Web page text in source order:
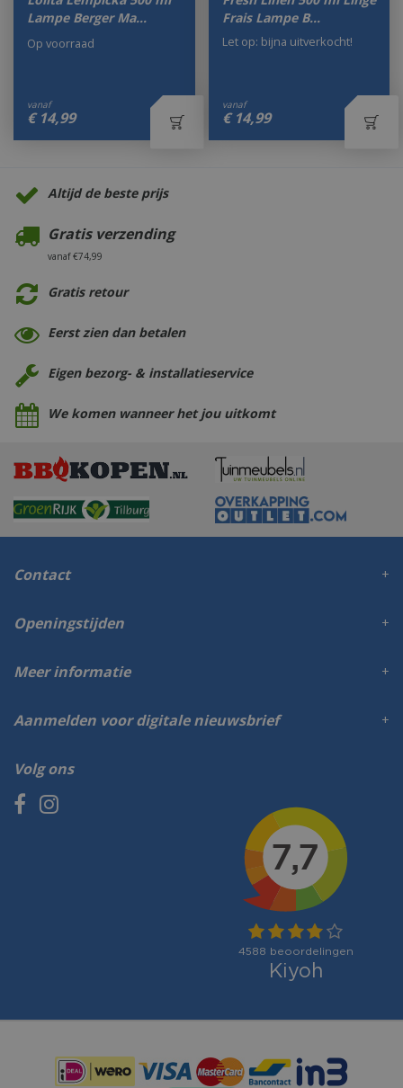
Lampe Berger Ma…
vanaf
€ 14,99
Op voorraad
Frais Lampe B…
vanaf
€ 14,99
Let op: bijna uitverkocht!
Altijd de beste prijs
Gratis verzending
vanaf €74,99
Gratis retour
Eerst zien dan betalen
Eigen bezorg- & installatieservice
We komen wanneer het jou uitkomt
Contact
Volg ons
Openingstijden
Meer informatie
Aanmelden voor digitale nieuwsbrief